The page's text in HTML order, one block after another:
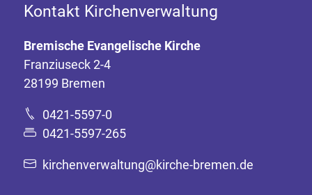
Kontakt Kirchenverwaltung
Bremische Evangelische Kirche
Franziuseck 2-4
28199 Bremen
0421-5597-0
0421-5597-265
kirchenverwaltung@kirche-bremen.de